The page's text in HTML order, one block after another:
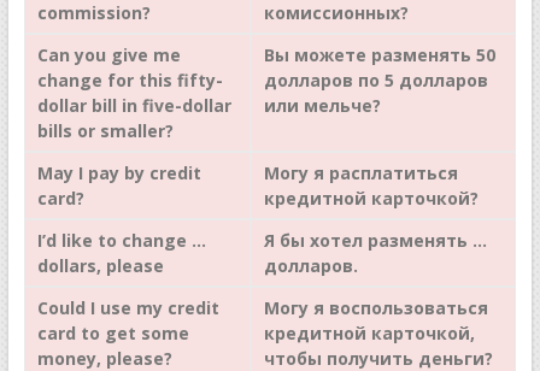
commission?
комиссионных?
Can you give me
change for this fifty-
dollar bill in five-dollar
bills or smaller?
Вы можете разменять 50
долларов по 5 долларов
или мельче?
May I pay by credit
card?
Могу я расплатиться
кредитной карточкой?
I’d like to change …
dollars, please
Я бы хотел разменять …
долларов.
Could I use my credit
card to get some
money, please?
Могу я воспользоваться
кредитной карточкой,
чтобы получить деньги?